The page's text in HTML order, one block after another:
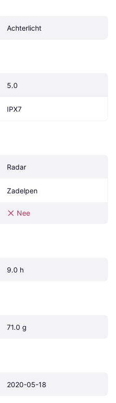
Achterlicht
5.0
IPX7
Radar
Zadelpen
Nee
9.0 h
71.0 g
2020-05-18